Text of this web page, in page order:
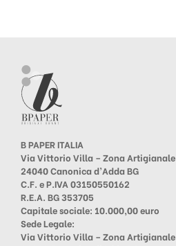
B PAPER ITALIA
Via Vittorio Villa – Zona Artigianale
24040 Canonica d’Adda BG
C.F. e P.IVA 03150550162
R.E.A. BG 353705
Capitale sociale: 10.000,00 euro
Sede Legale:
Via Vittorio Villa – Zona Artigianale